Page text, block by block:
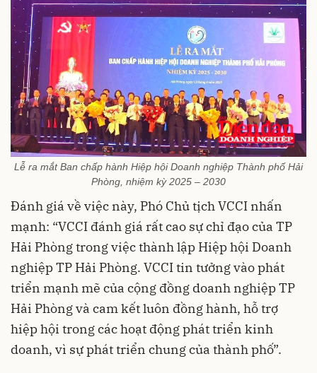
Lễ ra mắt Ban chấp hành Hiệp hội Doanh nghiệp Thành phố Hải
Phòng, nhiệm kỳ 2025 – 2030
Đánh giá về việc này, Phó Chủ tịch VCCI nhấn
mạnh: “VCCI đánh giá rất cao sự chỉ đạo của TP
Hải Phòng trong việc thành lập Hiệp hội Doanh
nghiệp TP Hải Phòng. VCCI tin tưởng vào phát
triển mạnh mẽ của cộng đồng doanh nghiệp TP
Hải Phòng và cam kết luôn đồng hành, hỗ trợ
hiệp hội trong các hoạt động phát triển kinh
doanh, vì sự phát triển chung của thành phố”.